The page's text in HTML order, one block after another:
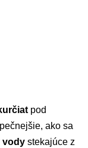
pod
ako sa
vody stekajúce z